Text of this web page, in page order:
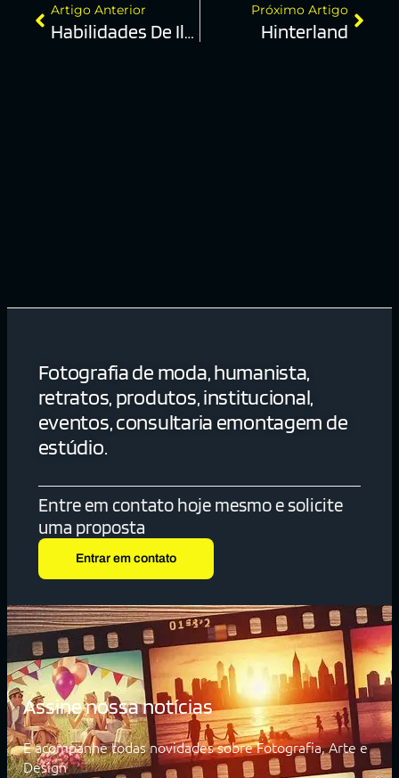
Artigo Anterior
Habilidades De Iluminação
Próximo Artigo
Hinterland
Fotografia de moda, humanista,
retratos, produtos, institucional,
eventos, consultaria emontagem de
estúdio.
Entre em contato hoje mesmo e solicite
uma proposta
Entrar em contato
Assine nossa notícias
E acompanhe todas novidades sobre Fotografia, Arte e
Design